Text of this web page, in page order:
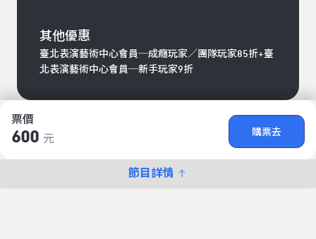
票價
600 元
購票去
節目詳情
其他優惠
臺北表演藝術中心會員─成癮玩家／團隊玩家85折+臺
北表演藝術中心會員─新手玩家9折